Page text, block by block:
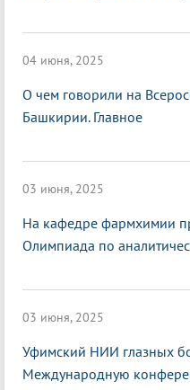
04 июня, 2025
О чем говорили на
Башкирии. Главное
03 июня, 2025
На кафедре фармхимии
Олимпиада по
03 июня, 2025
Уфимский НИИ глазных
Международную